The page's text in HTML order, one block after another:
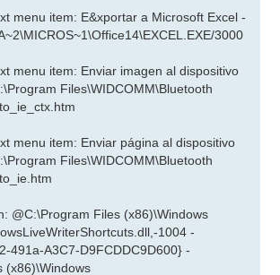
menu item: E&xportar a Microsoft Excel -
3000
menu item: Enviar imagen al dispositivo
Files\WIDCOMM\Bluetooth
menu item: Enviar página al dispositivo
Files\WIDCOMM\Bluetooth
@C:\Program Files (x86)\Windows
1004 -
491a-A3C7-D9FCDDC9D600} -
(x86)\Windows